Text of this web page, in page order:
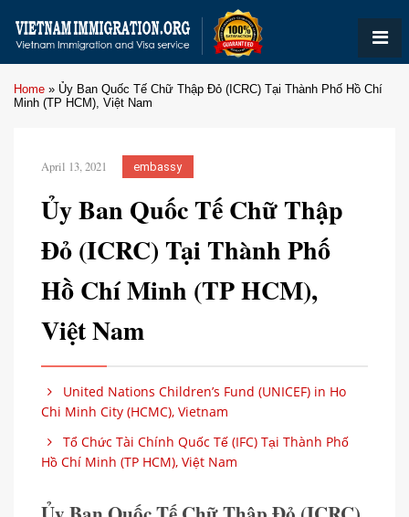
Home » Ủy Ban Quốc Tế Chữ Thập Đỏ (ICRC) Tại Thành Phố Hồ Chí
Minh (TP HCM), Việt Nam
April 13, 2021 embassy
Ủy Ban Quốc Tế Chữ Thập
Đỏ (ICRC) Tại Thành Phố
Hồ Chí Minh (TP HCM),
Việt Nam
United Nations Children’s Fund (UNICEF) in Ho
Chi Minh City (HCMC), Vietnam
Tổ Chức Tài Chính Quốc Tế (IFC) Tại Thành Phố
Hồ Chí Minh (TP HCM), Việt Nam